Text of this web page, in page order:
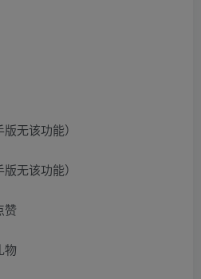
无该功能）
无该功能）
赞
物